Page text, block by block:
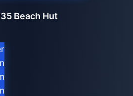
Beach Hut